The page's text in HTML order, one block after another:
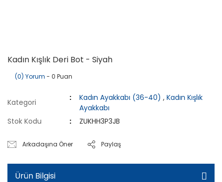
Kadın Kışlık Deri Bot - Siyah
(0) Yorum - 0 Puan
Kategori
Kadın Ayakkabı (36-40) ,Kadın Kışlık
Ayakkabı
Stok Kodu
ZUKHH3P3JB
Arkadaşına Öner Paylaş
Ürün Bilgisi